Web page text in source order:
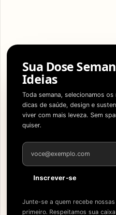
Sua Dose
Ideias
Toda semana, selecionamos
dicas de saúde, design e
viver com mais leveza. Sem
quiser.
Endereço de e-mail
Inscrever-se
Junte-se a quem recebe
primeiro. Respeitamos sua